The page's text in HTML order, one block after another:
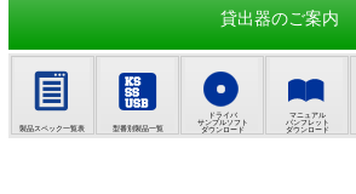
貸出器のご案内
製品スペック一覧表 型番別製品一覧
ドライバ
サンプルソフト
ダウンロード
マニュアル
パンフレット
ダウンロード